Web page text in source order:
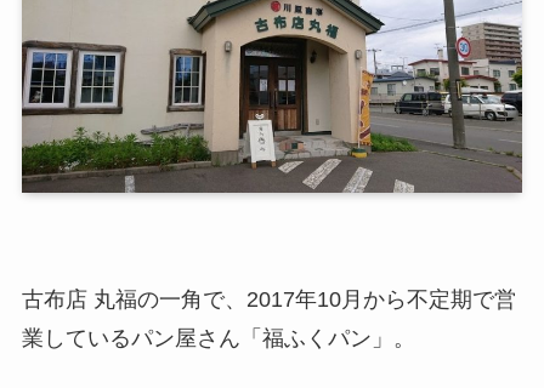
古布店 丸福の一角で、2017年10月から不定期で営
業しているパン屋さん「福ふくパン」。